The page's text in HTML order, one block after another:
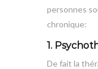
personnes
chronique:
1.
De fait la